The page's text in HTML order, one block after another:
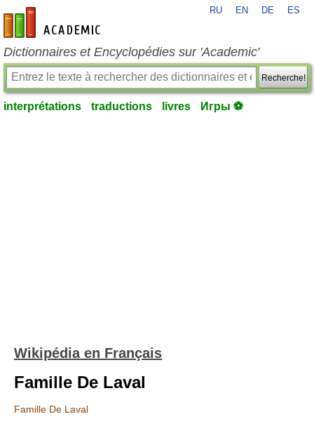
fr-academic.com
RU EN DE ES
Dictionnaires et Encyclopédies sur 'Academic'
Recherche!
interprétations traductions livres Игры ⚽
Wikipédia en Français
Famille De Laval
Famille De Laval